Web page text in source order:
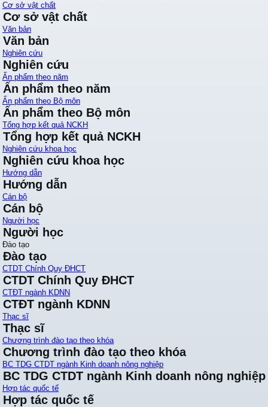
Cơ sở vật chất
Cơ sở vật chất
Văn bản
Văn bản
Nghiên cứu
Nghiên cứu
Ấn phẩm theo năm
Ấn phẩm theo năm
Ấn phẩm theo Bộ môn
Ấn phẩm theo Bộ môn
Tổng hợp kết quả NCKH
Tổng hợp kết quả NCKH
Nghiên cứu khoa học
Nghiên cứu khoa học
Hướng dẫn
Hướng dẫn
Cán bộ
Cán bộ
Người học
Người học
Đào tạo
Đào tạo
CTDT Chính Quy ĐHCT
CTDT Chính Quy ĐHCT
CTĐT ngành KDNN
CTĐT ngành KDNN
Thạc sĩ
Thạc sĩ
Chương trình đào tạo theo khóa
Chương trình đào tạo theo khóa
BC TDG CTDT ngành Kinh doanh nông nghiệp
BC TDG CTDT ngành Kinh doanh nông nghiệp
Hợp tác quốc tế
Hợp tác quốc tế